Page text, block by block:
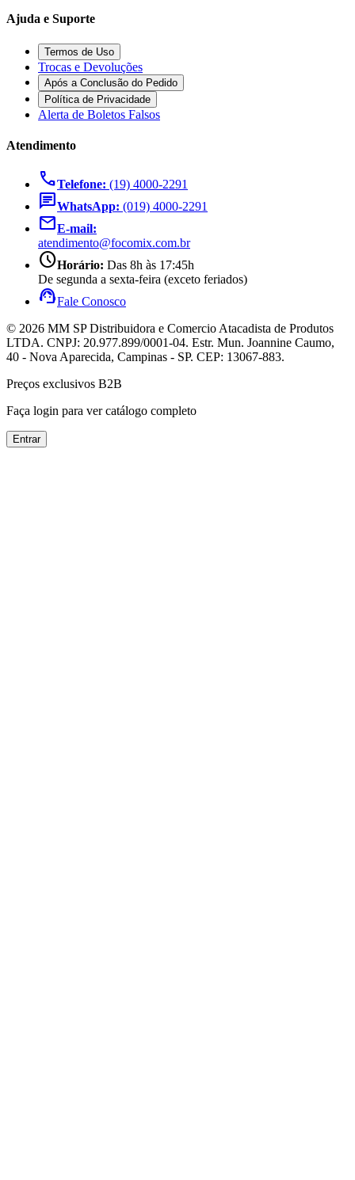
Ajuda e Suporte
Termos de Uso
Trocas e Devoluções
Após a Conclusão do Pedido
Política de Privacidade
Alerta de Boletos Falsos
Atendimento
callTelefone: (19) 4000-2291
chatWhatsApp: (019) 4000-2291
mailE-mail:
atendimento@focomix.com.br
scheduleHorário: Das 8h às 17:45h
De segunda a sexta-feira (exceto feriados)
support_agentFale Conosco
© 2026 MM SP Distribuidora e Comercio Atacadista de Produtos
LTDA. CNPJ: 20.977.899/0001-04. Estr. Mun. Joannine Caumo,
40 - Nova Aparecida, Campinas - SP. CEP: 13067-883.
Preços exclusivos B2B
Faça login para ver catálogo completo
Entrar